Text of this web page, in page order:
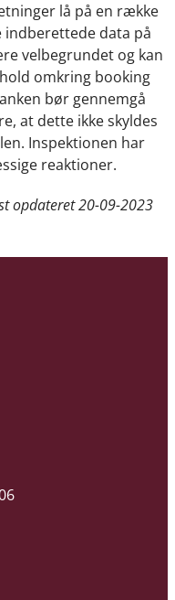
lå på en række
data på
velbegrundet og kan
omkring booking
bør gennemgå
at dette ikke skyldes
Inspektionen har
reaktioner.
opdateret20-09-2023